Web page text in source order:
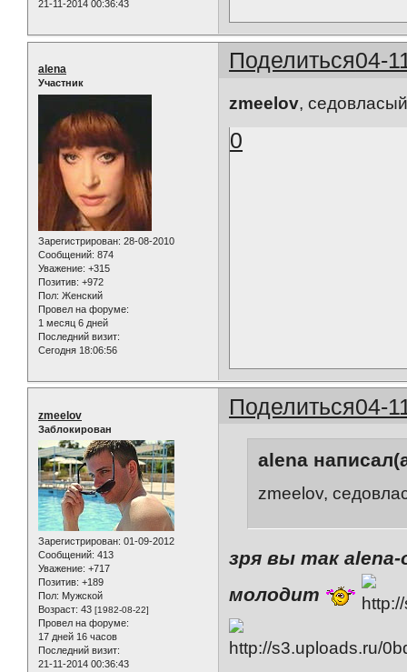
21-11-2014 00:36:43
Поделиться04-
alena
Участник
Зарегистрирован: 28-08-2010
Сообщений: 874
Уважение: +315
Позитив: +972
Пол: Женский
Провел на форуме:
1 месяц 6 дней
Последний визит:
Сегодня 18:06:56
zmeelov,
0
Поделиться04-
zmeelov
Заблокирован
Зарегистрирован: 01-09-2012
Сообщений: 413
Уважение: +717
Позитив: +189
Пол: Мужской
Возраст: 43 [1982-08-22]
Провел на форуме:
17 дней 16 часов
Последний визит:
21-11-2014 00:36:43
alena
zmeelov,
зря вы так
молодит